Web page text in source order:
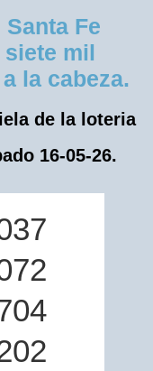
Fe
siete mil
la cabeza.
de la loteria
16-05-26.